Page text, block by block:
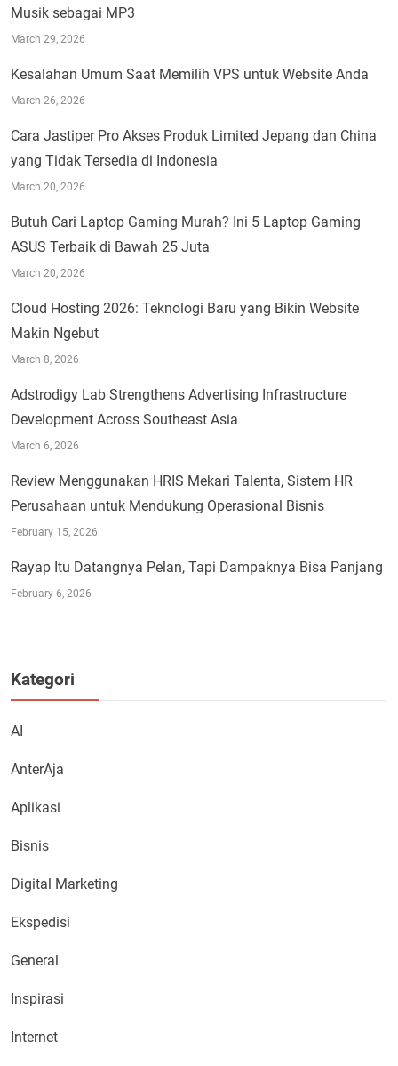
Musik sebagai MP3
March 29, 2026
Kesalahan Umum Saat Memilih VPS untuk Website Anda
March 26, 2026
Cara Jastiper Pro Akses Produk Limited Jepang dan China
yang Tidak Tersedia di Indonesia
March 20, 2026
Butuh Cari Laptop Gaming Murah? Ini 5 Laptop Gaming
ASUS Terbaik di Bawah 25 Juta
March 20, 2026
Cloud Hosting 2026: Teknologi Baru yang Bikin Website
Makin Ngebut
March 8, 2026
Adstrodigy Lab Strengthens Advertising Infrastructure
Development Across Southeast Asia
March 6, 2026
Review Menggunakan HRIS Mekari Talenta, Sistem HR
Perusahaan untuk Mendukung Operasional Bisnis
February 15, 2026
Rayap Itu Datangnya Pelan, Tapi Dampaknya Bisa Panjang
February 6, 2026
Kategori
AI
AnterAja
Aplikasi
Bisnis
Digital Marketing
Ekspedisi
General
Inspirasi
Internet